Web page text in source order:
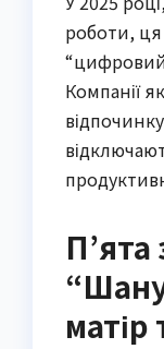
роботи, ця
“цифровий
Компанії
П’ята